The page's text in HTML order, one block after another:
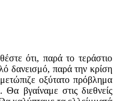
ότι, παρά το τεράστιο
δανεισμό, παρά την κρίση
οξύτατο πρόβλημα
βγαίναμε στις διεθνείς